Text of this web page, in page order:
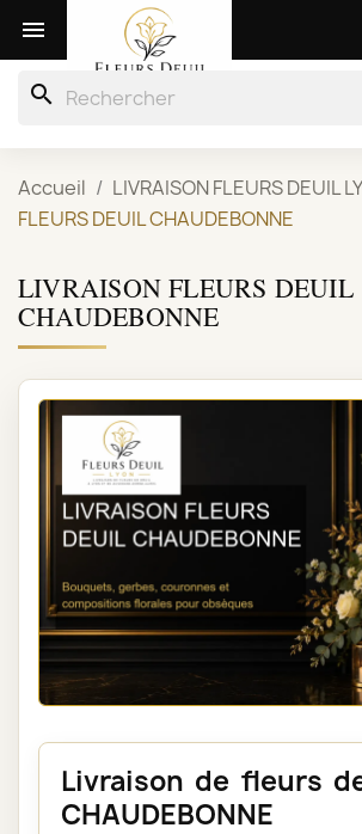

search
Accueil LIVRAISON FLEURS DEUIL
FLEURS DEUIL CHAUDEBONNE
LIVRAISON FLEURS DEUIL
CHAUDEBONNE
Livraison de fleurs
CHAUDEBONNE